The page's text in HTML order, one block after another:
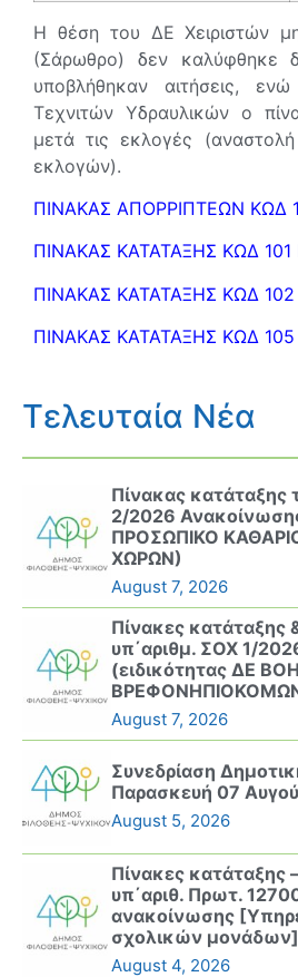
Η θέση του ΔΕ Χειριστών
(Σάρωθρο) δεν καλύφθηκε
υποβλήθηκαν αιτήσεις,
Τεχνιτών Υδραυλικών ο
μετά τις εκλογές
εκλογών).
ΠΙΝΑΚΑΣ ΑΠΟΡΡΙΠΤΕΩΝ ΚΩΔ
ΠΙΝΑΚΑΣ ΚΑΤΑΤΑΞΗΣ ΚΩΔ
ΠΙΝΑΚΑΣ ΚΑΤΑΤΑΞΗΣ ΚΩΔ
ΠΙΝΑΚΑΣ ΚΑΤΑΤΑΞΗΣ ΚΩΔ 105
Τελευταία Νέα
Πίνακας κατάταξης
2/2026
ΠΡΟΣΩΠΙΚΟ
ΧΩΡΩΝ)
August 7, 2026
Πίνακες κατάταξης
υπ΄αριθμ. ΣΟΧ 1/
(ειδικότητας ΔΕ
August 7, 2026
Συνεδρίαση
Παρασκευή 07
August 5, 2026
Πίνακες κατάταξης
υπ΄αριθ. Πρωτ.
ανακοίνωσης
σχολικών μονάδων]
August 4, 2026